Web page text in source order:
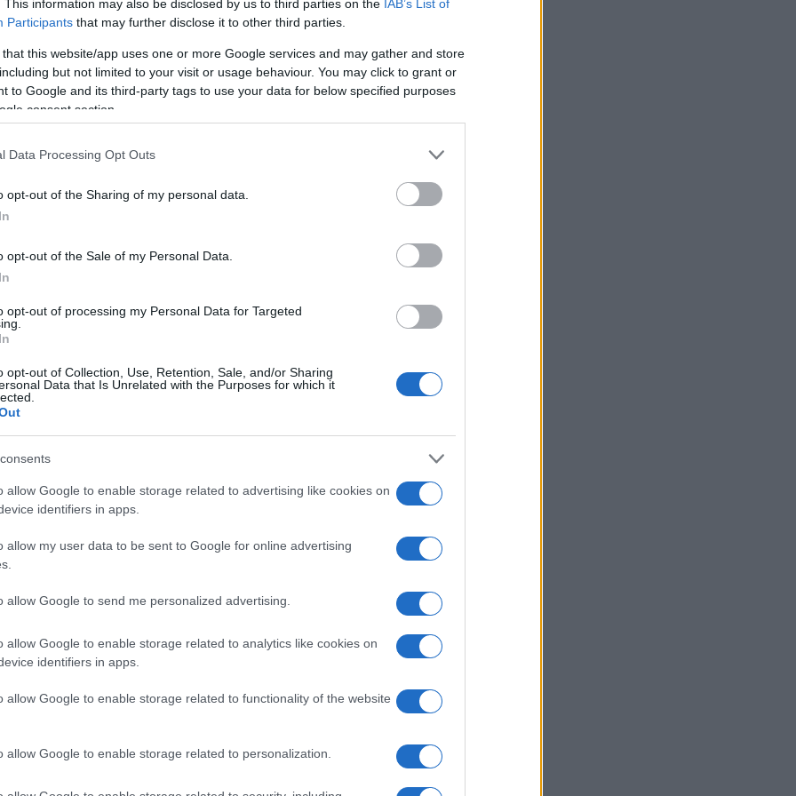
This information may also be disclosed by us to third parties on the IAB’s List of
Participants that may further disclose it to other third parties.
that this website/app uses one or more Google services and may gather and store
but not limited to your visit or usage behaviour. You may click to grant or
to Google and its third-party tags to use your data for below specified purposes
consent section.
Data Processing Opt Outs
opt-out of the Sharing of my personal data.
opt-out of the Sale of my Personal Data.
opt-out of processing my Personal Data for Targeted
opt-out of Collection, Use, Retention, Sale, and/or Sharing
Data that Is Unrelated with the Purposes for which it
allow Google to enable storage related to advertising like cookies on
identifiers in apps.
allow my user data to be sent to Google for online advertising
allow Google to send me personalized advertising.
allow Google to enable storage related to analytics like cookies on
identifiers in apps.
allow Google to enable storage related to functionality of the website
allow Google to enable storage related to personalization.
βαθμούς Κελσίου.
αυξημένες.
νότιοι νοτιοανατολικοί έως 4
βαθμούς Κελσίου.
αυξημένες. Πιθανότητα ασθενών τοπικών
Μακεδονία και τη Θράκη και από το
βαθμιαία νότιοι έως 4 μποφόρ.
και στην κεντρική Μακεδονία έως 16
Στερεά, δυτική Πελοπόννησος
βροχές και σποραδικές καταιγίδες. Το
βελτιωθεί.
στο Ιόνιο τοπικά 6 μποφόρ με περαιτέρω
βαθμούς Κελσίου. Στο εσωτερικό της
ανατολική Πελοπόννησος
αυξημένες με τοπικές βροχές.
τις πρωινές ώρες στην περιοχή των
και στην ανατολική Πελοπόννησο και